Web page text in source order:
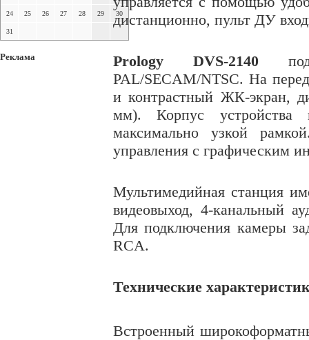
24 25 26 27 28 29 30
31
Реклама
дистанционно, пульт ДУ
Prology DVS-2140
PAL/SECAM/NTSC. На
и контрастный ЖК-экран,
мм). Корпус
максимально узкой
управления с графическим
Мультимедийная станция
видеовыход, 4-канальный
Для подключения камеры
RCA.
Технические
Встроенный